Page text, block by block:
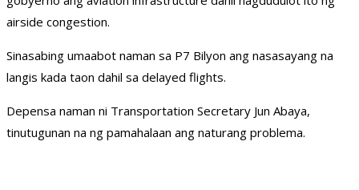
airside congestion.
Sinasabing umaabot naman sa P7 Bilyon ang nasasayang na
langis kada taon dahil sa delayed flights.
Depensa naman ni Transportation Secretary Jun Abaya,
tinutugunan na ng pamahalaan ang naturang problema.